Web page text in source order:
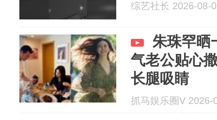
综艺社长 2026-08-
朱珠罕晒
气老公贴心
长腿吸睛
抓马娱乐圈V 2026-